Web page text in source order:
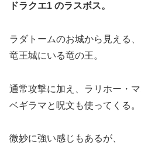
ドラクエ1 のラスボス。
ラダトームのお城から見える、
竜王城にいる竜の王。
通常攻撃に加え、ラリホー・マ
ベギラマと呪文も使ってくる。
微妙に強い感じもあるが、